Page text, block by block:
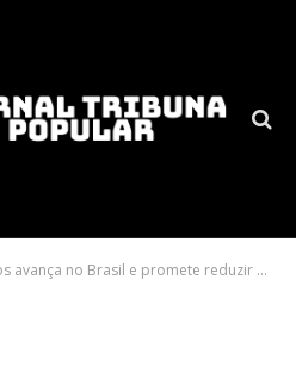
reduzir filas: o que muda para quem usa atendimento do governo